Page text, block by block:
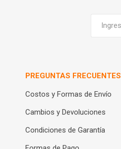
PREGUNTAS FRECUENTES
Costos y Formas de Envío
Cambios y Devoluciones
Condiciones de Garantía